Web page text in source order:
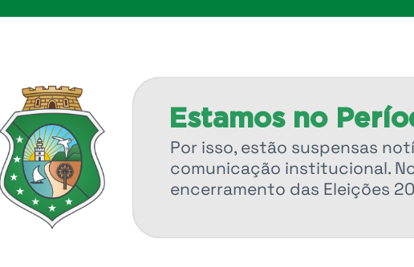
Estamos no
Por isso, estão suspensas
comunicação institucional.
encerramento das Eleições